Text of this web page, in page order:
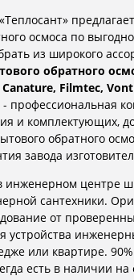
осмоса по
из широкого
обратного
Filmtec,
профессиональная
и комплектующих,
обратного
завода
инженерном центре
сантехники.
от
устройства
или квартире.
есть в наличии на